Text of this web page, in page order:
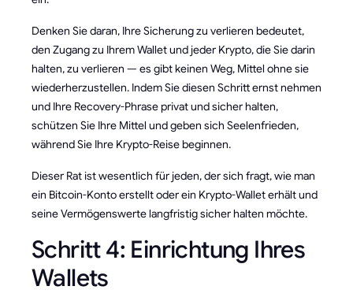
Denken Sie daran, Ihre Sicherung zu verlieren bedeutet,
den Zugang zu Ihrem Wallet und jeder Krypto, die Sie darin
halten, zu verlieren — es gibt keinen Weg, Mittel ohne sie
wiederherzustellen. Indem Sie diesen Schritt ernst nehmen
und Ihre Recovery-Phrase privat und sicher halten,
schützen Sie Ihre Mittel und geben sich Seelenfrieden,
während Sie Ihre Krypto-Reise beginnen.
Dieser Rat ist wesentlich für jeden, der sich fragt, wie man
ein Bitcoin-Konto erstellt oder ein Krypto-Wallet erhält und
seine Vermögenswerte langfristig sicher halten möchte.
Schritt 4: Einrichtung Ihres
Wallets